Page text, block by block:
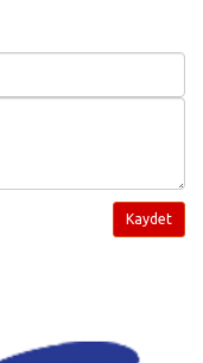
Kaydet